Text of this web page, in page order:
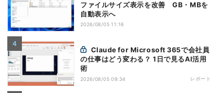
ファイルサイズ表示を改善 GB・MBを
自動表示へ
2026/08/05 11:16
の仕事はどう変わる？ 1日で見るAI活用
術
2026/08/05 09:34 レポート